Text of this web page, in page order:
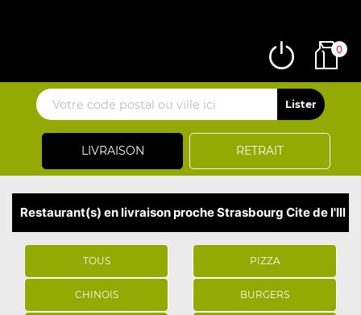
LIVRAISON RETRAIT
0
Restaurant(s) en livraison proche Strasbourg Cite de l'Ill
TOUS PIZZA
CHINOIS BURGERS